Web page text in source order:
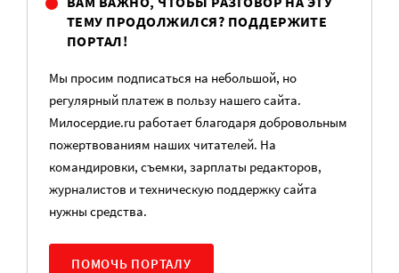
ТЕМУ ПРОДОЛЖИЛСЯ? ПОДДЕРЖИТЕ
ПОРТАЛ!
Мы просим подписаться на небольшой, но
регулярный платеж в пользу нашего сайта.
Милосердие.ru работает благодаря добровольным
пожертвованиям наших читателей. На
командировки, съемки, зарплаты редакторов,
журналистов и техническую поддержку сайта
нужны средства.
ПОМОЧЬ ПОРТАЛУ